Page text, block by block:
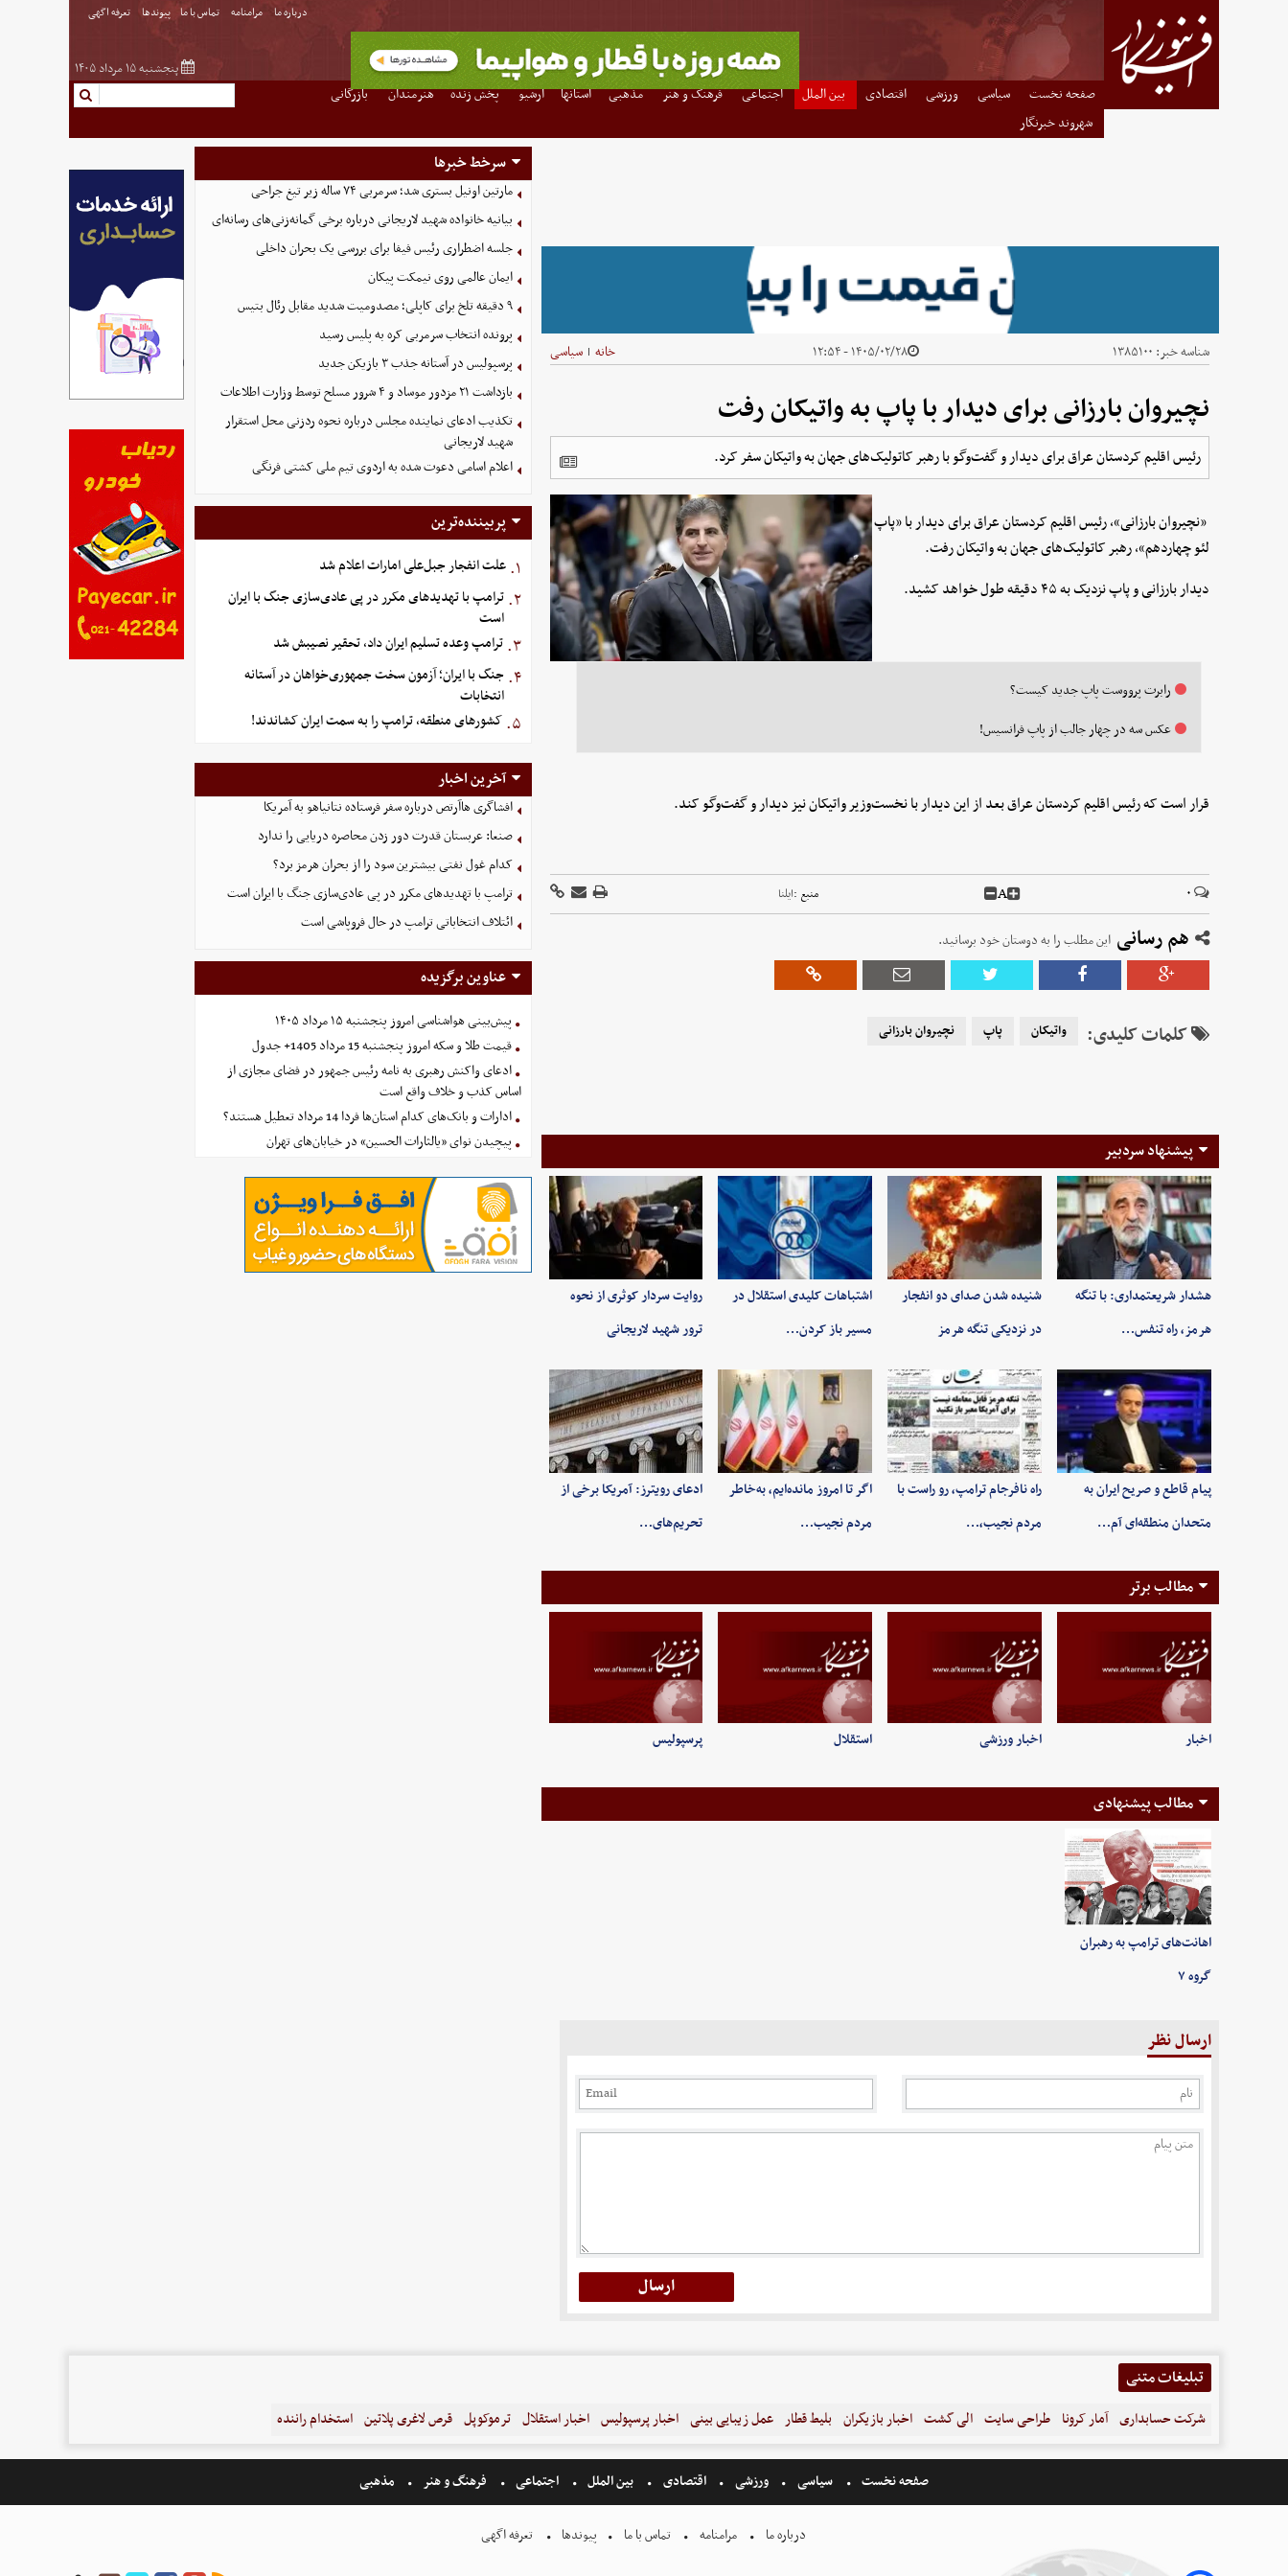
درباره ما مرامنامه تماس با ما پیوندها تعرفه اگهی
پنجشنبه ۱۵ مرداد ۱۴۰۵
صفحه نخست سیاسی ورزشی اقتصادی بین الملل اجتماعی فرهنگ و هنر مذهبی استانها آرشیو پخش زنده هنرمندان
بازرگانی
شهروند خبرنگار
شناسه خبر: ۱۳۸۵۱۰۰ ۱۴۰۵/۰۲/۲۸ - ۱۲:۵۴ خانه | سیاسی
نچیروان بارزانی برای دیدار با پاپ به واتیکان رفت
رئیس اقلیم کردستان عراق ‌برای دیدار و گفت‌وگو با رهبر کاتولیک‌های جهان به واتیکان سفر کرد.
«نچیروان بارزانی»، رئیس اقلیم کردستان عراق ‌برای دیدار با «پاپ
لئو چهاردهم»، رهبر کاتولیک‌های جهان به واتیکان رفت.
دیدار بارزانی و پاپ نزدیک به ۴۵ دقیقه طول خواهد کشید.
رابرت پرووست پاپ جدید کیست؟
عکس سه در چهار جالب از پاپ فرانسیس!
قرار است که رئیس اقلیم کردستان عراق بعد از این دیدار با نخست‌وزیر واتیکان نیز دیدار و گفت‌وگو کند.
۰ A منبع :ایلنا
هم رسانی این مطلب را به دوستان خود برسانید.
کلمات کلیدی: واتیکان پاپ نچیروان بارزانی
پیشنهاد سردبیر
هشدار شریعتمداری: با تنگه
هرمز، راه تنفس…
شنیده شدن صدای دو انفجار
در نزدیکی تنگه هرمز
اشتباهات کلیدی استقلال در
مسیر باز کردن…
روایت سردار کوثری از نحوه
ترور شهید لاریجانی
پیام قاطع و صریح ایران به
متحدان منطقه‌ای آم…
راه نافرجام ترامپ، رو راست با
مردم نجیب،…
اگر تا امروز مانده‌ایم، به‌خاطر
مردم نجیب…
ادعای رویترز: آمریکا برخی از
تحریم‌های…
مطالب برتر
اخبار اخبار ورزشی استقلال پرسپولیس
مطالب پیشنهادی
اهانت‌های ترامپ به رهبران
گروه ۷
ارسال نظر
سرخط خبرها
مارتین اونیل بستری شد؛ سرمربی ۷۴ ساله زیر تیغ جراحی
بیانیه خانواده شهید لاریجانی درباره برخی گمانه‌زنی‌های رسانه‌ای
جلسه اضطراری رئیس فیفا برای بررسی یک بحران داخلی
ایمان عالمی روی نیمکت پیکان
۹ دقیقه تلخ برای کاپلی؛ مصدومیت شدید مقابل رئال بتیس
پرونده انتخاب سرمربی کره به پلیس رسید
پرسپولیس در آستانه جذب ۳ بازیکن جدید
بازداشت ۲۱ مزدور موساد و ۴ شرور مسلح توسط وزارت اطلاعات
تکذیب ادعای نماینده مجلس درباره نحوه ردزنی محل استقرار
شهید لاریجانی
اعلام اسامی دعوت شده به اردوی تیم ملی کشتی فرنگی
پربیننده‌ترین
۱. علت انفجار جبل‌علی امارات اعلام شد
۲. ترامپ با تهدیدهای مکرر در پی عادی‌سازی جنگ با ایران
است
۳. ترامپ وعده تسلیم ایران داد، تحقیر نصیبش شد
۴. جنگ با ایران؛ آزمون سخت جمهوری‌خواهان در آستانه
انتخابات
۵. کشورهای منطقه، ترامپ را به سمت ایران کشاندند!
آخرین اخبار
افشاگری هاآرتص درباره سفر فرستاده نتانیاهو به آمریکا
صنعا: عربستان قدرت دور زدن محاصره دریایی را ندارد
کدام غول نفتی بیشترین سود را از بحران هرمز برد؟
ترامپ با تهدیدهای مکرر در پی عادی‌سازی جنگ با ایران است
ائتلاف انتخاباتی ترامپ در حال فروپاشی است
عناوین برگزیده
پیش‌بینی هواشناسی امروز پنجشنبه ۱۵ مرداد ۱۴۰۵
قیمت طلا و سکه امروز پنجشنبه 15 مرداد 1405+ جدول
ادعای واکنش رهبری به نامه رئیس جمهور در فضای مجازی از
اساس کذب و خلاف واقع است
ادارات و بانک‌های کدام استان‌ها فردا 14 مرداد تعطیل هستند؟
پیچیدن نوای «یالثارات الحسین» در خیابان‌های تهران
تبلیغات متنی
شرکت حسابداری آمار کرونا طراحی سایت الی گشت اخبار بازیگران بلیط قطار عمل زیبایی بینی اخبار پرسپولیس اخبار استقلال ترموکوپل قرص لاغری پلاتین استخدام راننده
صفحه نخست سیاسی ورزشی اقتصادی بین الملل اجتماعی فرهنگ و هنر مذهبی
درباره ما مرامنامه تماس با ما پیوندها تعرفه اگهی